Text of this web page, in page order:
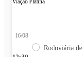
16/08
Rodoviária